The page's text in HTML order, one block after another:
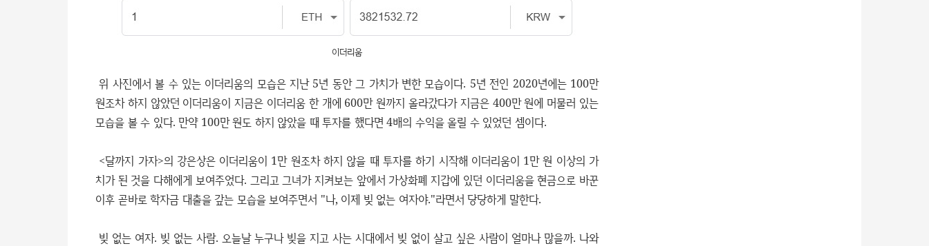
이더리움
위 사진에서 볼 수 있는 이더리움의 모습은 지난 5년 동안 그 가치가 변한 모습이다. 5년 전인 2020년에는 100만
원조차 하지 않았던 이더리움이 지금은 이더리움 한 개에 600만 원까지 올라갔다가 지금은 400만 원에 머물러 있는
모습을 볼 수 있다. 만약 100만 원도 하지 않았을 때 투자를 했다면 4배의 수익을 올릴 수 있었던 셈이다.
<달까지 가자>의 강은상은 이더리움이 1만 원조차 하지 않을 때 투자를 하기 시작해 이더리움이 1만 원 이상의 가
치가 된 것을 다해에게 보여주었다. 그리고 그녀가 지켜보는 앞에서 가상화폐 지갑에 있던 이더리움을 현금으로 바꾼
이후 곧바로 학자금 대출을 갚는 모습을 보여주면서 "나, 이제 빚 없는 여자야."라면서 당당하게 말한다.
빚 없는 여자. 빚 없는 사람. 오늘날 누구나 빚을 지고 사는 시대에서 빚 없이 살고 싶은 사람이 얼마나 많을까. 나와